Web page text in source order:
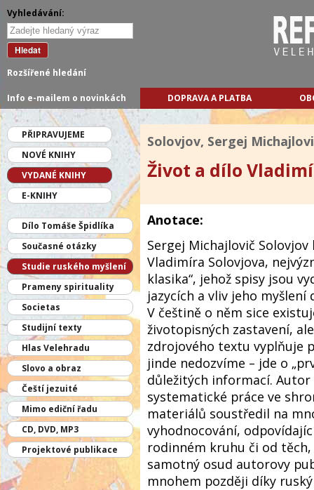
DOPRAVA A PLATBA
PŘIPRAVUJEME
NOVÉ KNIHY
VYDANÉ KNIHY
E-KNIHY
Dílo Tomáše Špidlíka
Současné otázky
Studie ruského myšlení
Prameny spirituality
Societas
Studijní texty
Hlas Velehradu
Slovo a obraz
Čeští jezuité
Mimo ediční řadu
CD, DVD, MP3
Projektové publikace
Solovjov, Sergej
Život a dílo
Anotace:
Sergej Michajlovič Solovjov
Vladimíra Solovjova,
klasika“, jehož spisy jsou
jazycích a vliv jeho myšlení
V češtině o něm sice
životopisných zastavení,
zdrojového textu vyplňuje
jinde nedozvíme – jde o
důležitých informací. Autor
systematické práce ve
materiálů soustředil na
vyhodnocování,
rodinném kruhu či od
samotný osud autorovy
mnohem později díky
Vyhledávání:
Hledat
Rozšířené hledání
Info e-mailem o novinkách